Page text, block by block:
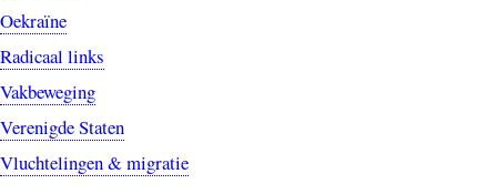
Oekraïne
Radicaal links
Vakbeweging
Verenigde Staten
Vluchtelingen & migratie